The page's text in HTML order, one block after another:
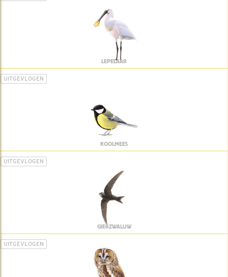
LEPELAAR
UITGEVLOGEN
KOOLMEES
UITGEVLOGEN
GIERZWALUW
UITGEVLOGEN